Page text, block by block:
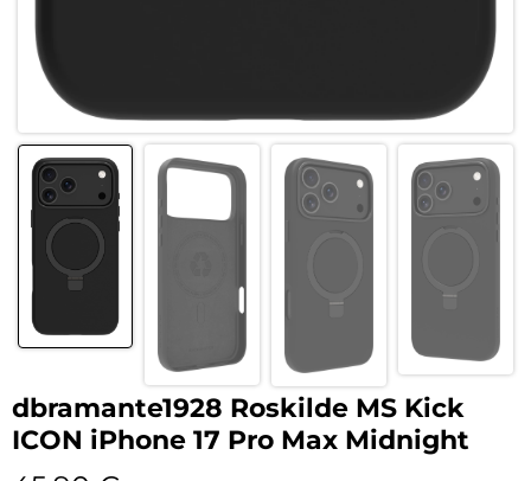
dbramante1928 Roskilde MS Kick
ICON iPhone 17 Pro Max Midnight